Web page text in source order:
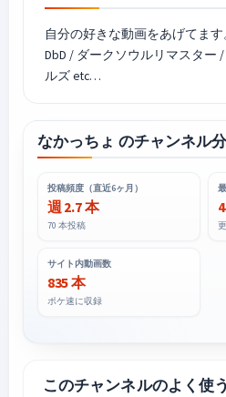
自分の好きな動画をあげてます
DbD / ダークソウルリマスター /
ルズ etc…
なかっちょ のチャンネル
投稿頻度（直近6ヶ月）
週 2.7 本
70 本投稿
サイト内動画数
835 本
ポケ速に収録
このチャンネルのよく使